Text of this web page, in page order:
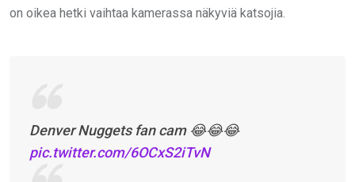
on oikea hetki vaihtaa kamerassa näkyviä katsojia.
Denver Nuggets fan cam 😂😂😂
pic.twitter.com/6OCxS2iTvN